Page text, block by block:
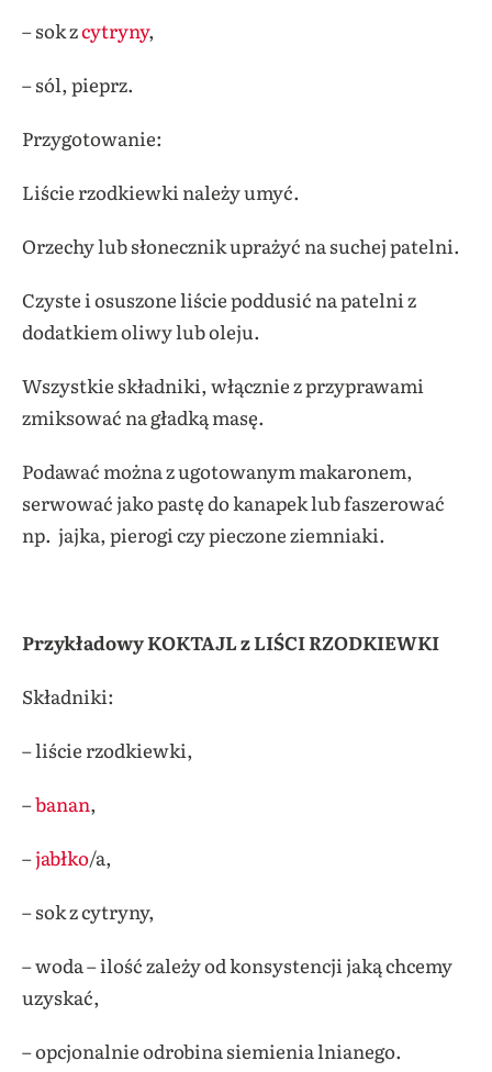
– sok zcytryny,
– sól, pieprz.
Przygotowanie:
Liście rzodkiewki należy umyć.
Orzechy lub słonecznik uprażyć na suchej patelni.
Czyste i osuszone liście poddusić na patelni z
dodatkiem oliwy lub oleju.
Wszystkie składniki, włącznie z przyprawami
zmiksować na gładką masę.
Podawać można z ugotowanym makaronem,
serwować jako pastę do kanapek lub faszerować
np. jajka, pierogi czy pieczone ziemniaki.
Przykładowy KOKTAJL z LIŚCI RZODKIEWKI
Składniki:
– liście rzodkiewki,
–banan,
–jabłko/a,
– sok z cytryny,
– woda – ilość zależy od konsystencji jaką chcemy
uzyskać,
– opcjonalnie odrobina siemienia lnianego.